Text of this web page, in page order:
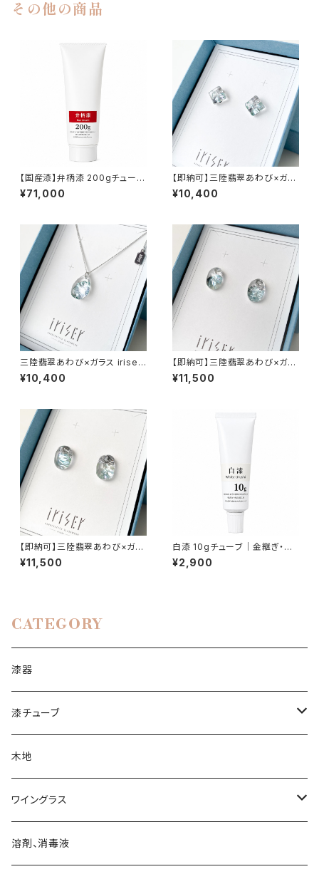
その他の商品
【国産漆】弁柄漆 200gチューブ
｜金継ぎ・漆芸用
¥71,000
【即納可】三陸翡翠あわび×ガラ
ス iriser awase nagisa イヤ
リング
¥10,400
三陸翡翠あわび×ガラス iriser
awase namima ネックレス
¥10,400
【即納可】三陸翡翠あわび×ガラ
ス iriser awase namima イ
ヤリング
¥11,500
【即納可】三陸翡翠あわび×ガラ
ス iriser awase namima ピ
アス
¥11,500
白漆 10gチューブ｜金継ぎ・漆
芸用 中国産
¥2,900
CATEGORY
漆器
漆チューブ
生漆
透漆
黒呂色漆
木地
ワイングラス
ワイングラス
溶剤、消毒液